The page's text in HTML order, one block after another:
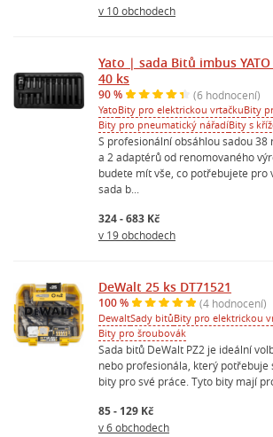
v 10 obchodech
Yato | sada Bitů imbus
40 ks
90 % (6 hodnocení)
YatoBity pro elektrickou vrtačkuBity
Bity pro pneumatický nářadíBity s
S profesionální obsáhlou sadou 38
a 2 adaptérů od renomovaného
budete mít vše, co potřebujete pro
sada b...
324 - 683 Kč
v 19 obchodech
DeWalt 25 ks DT71521
100 % (4 hodnocení)
DewaltSady bitůBity pro elektrickou
Bity pro šroubovák
Sada bitů DeWalt PZ2 je ideální
nebo profesionála, který potřebuje
bity pro své práce. Tyto bity mají
85 - 129 Kč
v 6 obchodech